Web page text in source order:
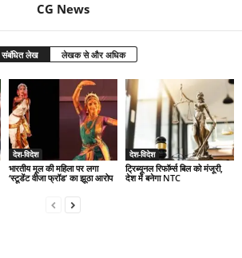
CG News
संबंधित लेख लेखक से और अधिक
देश-विदेश
भारतीय मूल की महिला पर लगा
‘स्टूडेंट वीजा फ्रॉड’ का झूठा आरोप
देश-विदेश
ट्रिब्यूनल रिफॉर्म्स बिल को मंजूरी,
देश में बनेगा NTC